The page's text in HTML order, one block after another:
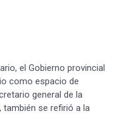
el Gobierno provincial
como espacio de
general de la
también se refirió a la